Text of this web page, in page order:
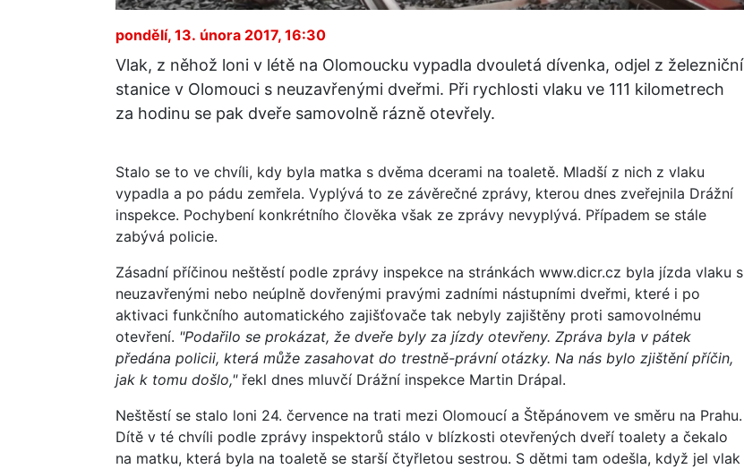
pondělí, 13. února 2017, 16:30
Vlak, z něhož loni v létě na Olomoucku vypadla dvouletá dívenka, odjel z železniční
stanice v Olomouci s neuzavřenými dveřmi. Při rychlosti vlaku ve 111 kilometrech
za hodinu se pak dveře samovolně rázně otevřely.
Stalo se to ve chvíli, kdy byla matka s dvěma dcerami na toaletě. Mladší z nich z vlaku
vypadla a po pádu zemřela. Vyplývá to ze závěrečné zprávy, kterou dnes zveřejnila Drážní
inspekce. Pochybení konkrétního člověka však ze zprávy nevyplývá. Případem se stále
zabývá policie.
Zásadní příčinou neštěstí podle zprávy inspekce na stránkách www.dicr.cz byla jízda vlaku s
neuzavřenými nebo neúplně dovřenými pravými zadními nástupními dveřmi, které i po
aktivaci funkčního automatického zajišťovače tak nebyly zajištěny proti samovolnému
otevření. "Podařilo se prokázat, že dveře byly za jízdy otevřeny. Zpráva byla v pátek
předána policii, která může zasahovat do trestně-právní otázky. Na nás bylo zjištění příčin,
jak k tomu došlo," řekl dnes mluvčí Drážní inspekce Martin Drápal.
Neštěstí se stalo loni 24. července na trati mezi Olomoucí a Štěpánovem ve směru na Prahu.
Dítě v té chvíli podle zprávy inspektorů stálo v blízkosti otevřených dveří toalety a čekalo
na matku, která byla na toaletě se starší čtyřletou sestrou. S dětmi tam odešla, když jel vlak